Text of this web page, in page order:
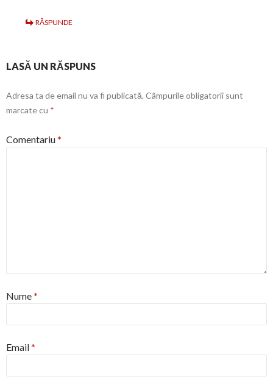
RĂSPUNDE
LASĂ UN RĂSPUNS
Adresa ta de email nu va fi publicată. Câmpurile obligatorii sunt
marcate cu *
Comentariu*
Nume*
Email*